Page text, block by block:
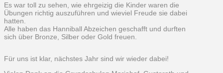
Es war toll zu sehen, wie ehrgeizig die Kinder waren die
Übungen richtig auszuführen und wieviel Freude sie dabei
hatten.
Alle haben das Hanniball Abzeichen geschafft und durften
sich über Bronze, Silber oder Gold freuen.
Für uns ist klar, nächstes Jahr sind wir wieder dabei!